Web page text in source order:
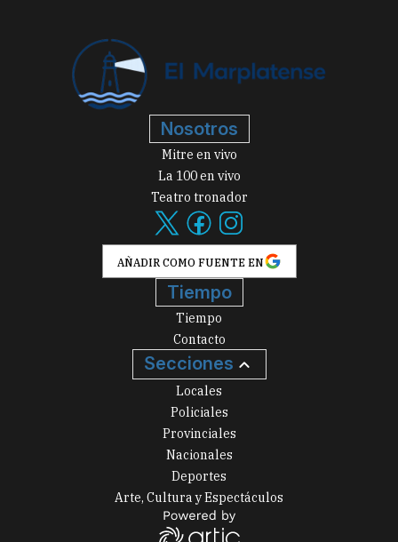
Nosotros
Mitre en vivo
La 100 en vivo
Teatro tronador
AÑADIR COMO FUENTE EN
Tiempo
Tiempo
Contacto
Secciones
Locales
Policiales
Provinciales
Nacionales
Deportes
Arte, Cultura y Espectáculos